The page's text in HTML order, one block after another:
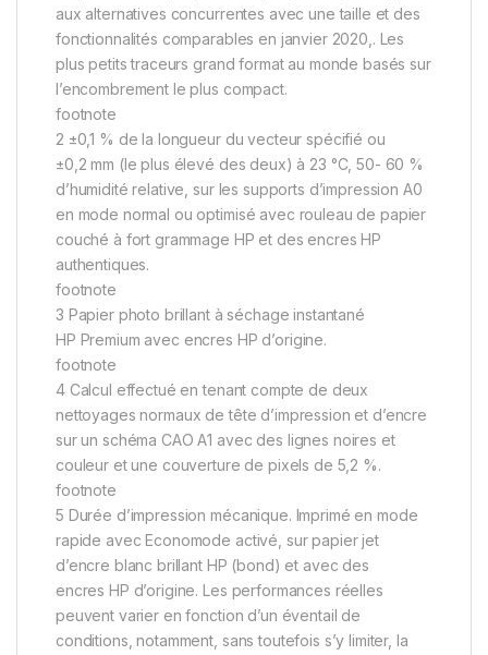
aux alternatives concurrentes avec une taille et des
fonctionnalités comparables en janvier 2020,. Les
plus petits traceurs grand format au monde basés sur
l’encombrement le plus compact.
footnote
2 ±0,1 % de la longueur du vecteur spécifié ou
±0,2 mm (le plus élevé des deux) à 23 °C, 50- 60 %
d’humidité relative, sur les supports d’impression A0
en mode normal ou optimisé avec rouleau de papier
couché à fort grammage HP et des encres HP
authentiques.
footnote
3 Papier photo brillant à séchage instantané
HP Premium avec encres HP d’origine.
footnote
4 Calcul effectué en tenant compte de deux
nettoyages normaux de tête d’impression et d’encre
sur un schéma CAO A1 avec des lignes noires et
couleur et une couverture de pixels de 5,2 %.
footnote
5 Durée d’impression mécanique. Imprimé en mode
rapide avec Economode activé, sur papier jet
d’encre blanc brillant HP (bond) et avec des
encres HP d’origine. Les performances réelles
peuvent varier en fonction d’un éventail de
conditions, notamment, sans toutefois s’y limiter, la